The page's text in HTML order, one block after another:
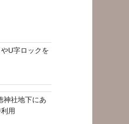
U字ロックを
神社地下にあ
用